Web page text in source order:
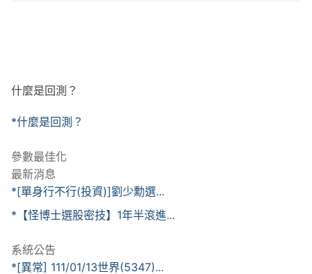
什麼是回測？
*什麼是回測？
參數最佳化
最新消息
*[單身行不行(投資)]劉少勳選...
*【怪博士選股密技】1年半滾進...
系統公告
*[異常] 111/01/13世界(5347)...